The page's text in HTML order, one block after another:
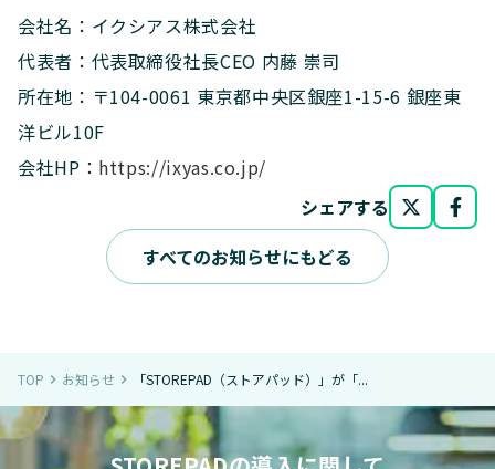
会社名：イクシアス株式会社
代表者：代表取締役社長CEO 内藤 崇司
所在地：〒104-0061 東京都中央区銀座1-15-6 銀座東
洋ビル10F
会社HP： https://ixyas.co.jp/
シェアする
すべてのお知らせにもどる
TOP navigate_next お知らせ navigate_next 「STOREPAD（ストアパッド）」が「...